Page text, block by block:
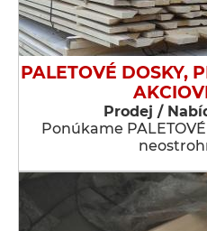
PALETOVÉ DOSKY,
Prodej /
Ponúkame PALETOVÉ